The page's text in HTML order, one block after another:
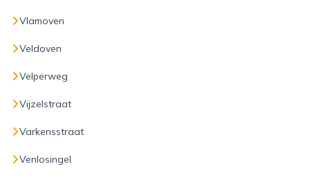
Vlamoven
Veldoven
Velperweg
Vijzelstraat
Varkensstraat
Venlosingel